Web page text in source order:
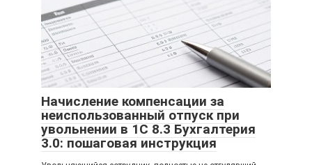
Начисление компенсации за
неиспользованный отпуск при
увольнении в 1С 8.3 Бухгалтерия
3.0: пошаговая инструкция